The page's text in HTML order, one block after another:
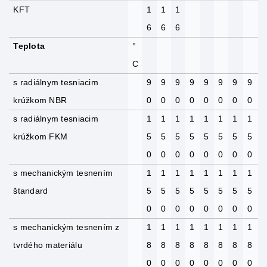
KFT
1
6
1
6
1
6
Teplota
°
C
s radiálnym tesniacim
krúžkom NBR
9
0
9
0
9
0
9
0
9
0
9
0
9
0
9
0
s radiálnym tesniacim
krúžkom FKM
1
5
0
1
5
0
1
5
0
1
5
0
1
5
0
1
5
0
1
5
0
1
5
0
s mechanickým tesnením
štandard
1
5
0
1
5
0
1
5
0
1
5
0
1
5
0
1
5
0
1
5
0
1
5
0
s mechanickým tesnením z
tvrdého materiálu
1
8
0
1
8
0
1
8
0
1
8
0
1
8
0
1
8
0
1
8
0
1
8
0